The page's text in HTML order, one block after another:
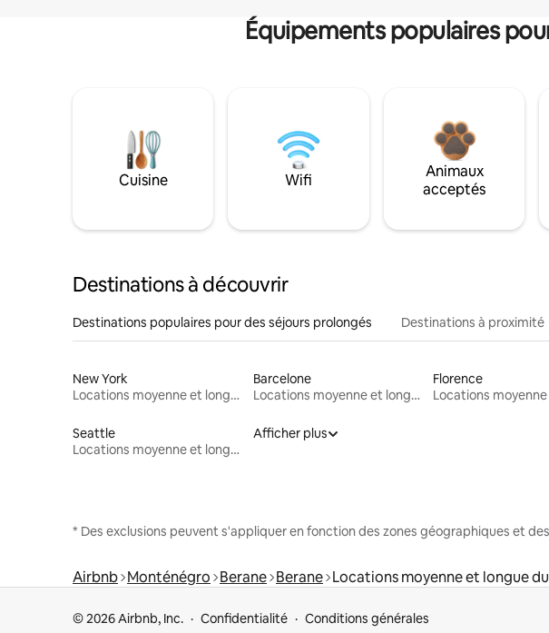
Équipements populaires
Cuisine Wifi
Animaux
acceptés
Destinations à découvrir
Destinations populaires pour des séjours prolongés Destinations à proximité
New York
Locations moyenne et longue durée
Barcelone
Locations moyenne et longue durée
Florence
Seattle
Locations moyenne et longue durée
Afficher plus
* Des exclusions peuvent s'appliquer en fonction des zones géographiques et
Airbnb Monténégro Berane Berane Locations moyenne et longue
© 2026 Airbnb, Inc. Confidentialité Conditions générales